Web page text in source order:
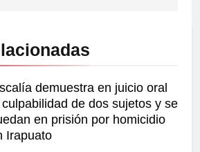
demuestra en juicio oral
culpabilidad de dos sujetos y se
en prisión por homicidio
Irapuato